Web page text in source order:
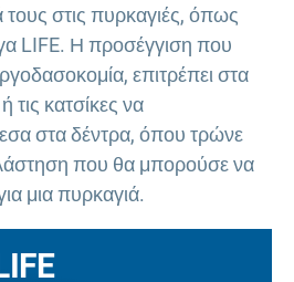
τους στις πυρκαγιές, όπως
LIFE. Η προσέγγιση που
επιτρέπει στα
τις κατσίκες να
στα δέντρα, όπου τρώνε
που θα μπορούσε να
μια πυρκαγιά.